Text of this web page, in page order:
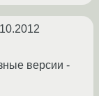
версии -